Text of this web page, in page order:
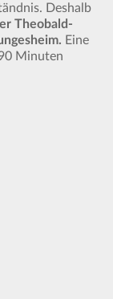
Deshalb
Theobald-
Eine
Minuten